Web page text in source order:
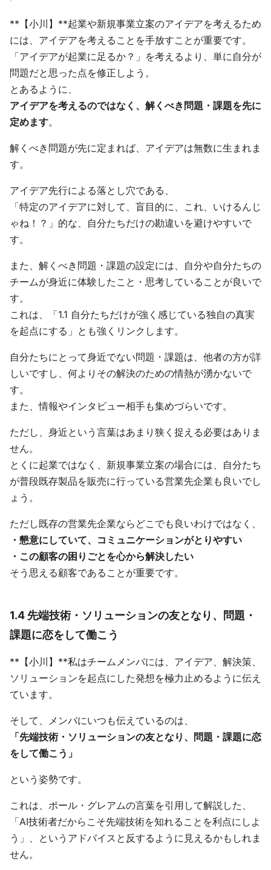
**【小川】**起業や新規事業立案のアイデアを考えるため
には、アイデアを考えることを手放すことが重要です。
「アイデアが起業に足るか？」を考えるより、単に自分が
問題だと思った点を修正しよう。
とあるように、
アイデアを考えるのではなく、解くべき問題・課題を先に
定めます。
解くべき問題が先に定まれば、アイデアは無数に生まれま
す。
アイデア先行による落とし穴である、
「特定のアイデアに対して、盲目的に、これ、いけるんじ
ゃね！？」的な、自分たちだけの勘違いを避けやすいで
す。
また、解くべき問題・課題の設定には、自分や自分たちの
チームが身近に体験したこと・思考していることが良いで
す。
これは、「1.1 自分たちだけが強く感じている独自の真実
を起点にする」とも強くリンクします。
自分たちにとって身近でない問題・課題は、他者の方が詳
しいですし、何よりその解決のための情熱が湧かないで
す。
また、情報やインタビュー相手も集めづらいです。
ただし、身近という言葉はあまり狭く捉える必要はありま
せん。
とくに起業ではなく、新規事業立案の場合には、自分たち
が普段既存製品を販売に行っている営業先企業も良いでし
ょう。
ただし既存の営業先企業ならどこでも良いわけではなく、
・懇意にしていて、コミュニケーションがとりやすい
・この顧客の困りごとを心から解決したい
そう思える顧客であることが重要です。
1.4 先端技術・ソリューションの友となり、問題・
課題に恋をして働こう
**【小川】**私はチームメンバには、アイデア、解決策、
ソリューションを起点にした発想を極力止めるように伝え
ています。
そして、メンバにいつも伝えているのは、
「先端技術・ソリューションの友となり、問題・課題に恋
をして働こう」
という姿勢です。
これは、ポール・グレアムの言葉を引用して解説した、
「AI技術者だからこそ先端技術を知れることを利点にしよ
う」、というアドバイスと反するように見えるかもしれま
せん。